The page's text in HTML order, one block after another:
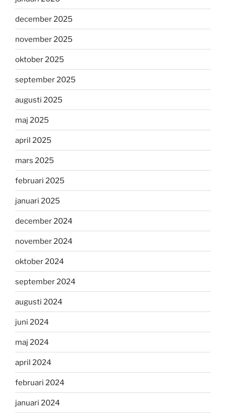
december 2025
november 2025
oktober 2025
september 2025
augusti 2025
maj 2025
april 2025
mars 2025
februari 2025
januari 2025
december 2024
november 2024
oktober 2024
september 2024
augusti 2024
juni 2024
maj 2024
april 2024
februari 2024
januari 2024